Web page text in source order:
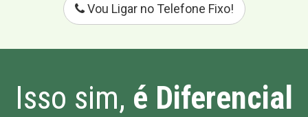
Vou Ligar no Telefone Fixo!
Isso sim, é Diferencial